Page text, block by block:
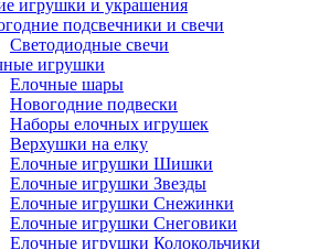
игрушки и украшения
подсвечники и свечи
Светодиодные свечи
игрушки
Елочные шары
Новогодние подвески
Наборы елочных игрушек
Верхушки на елку
Елочные игрушки Шишки
Елочные игрушки Звезды
Елочные игрушки Снежинки
Елочные игрушки Снеговики
Елочные игрушки Колокольчики